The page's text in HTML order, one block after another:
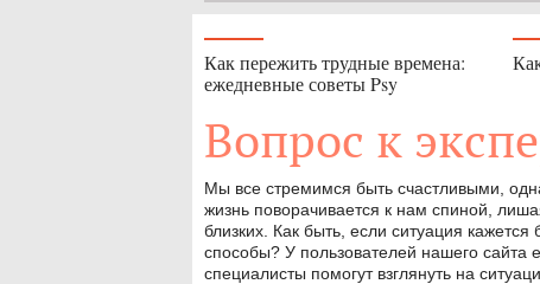
Как пережить трудные времена:
ежедневные советы Psy
Вопрос к
Мы все стремимся быть счастливыми,
жизнь поворачивается к нам спиной,
близких. Как быть, если ситуация
способы? У пользователей нашего сайта
специалисты помогут взглянуть на